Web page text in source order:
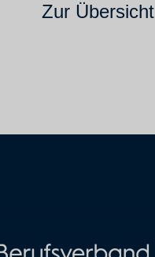
Zur Übersicht